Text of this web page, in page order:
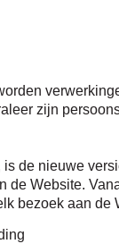
zijn
de nieuwe
de Website.
bezoek aan